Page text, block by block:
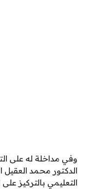
وفي مداخلة له على
الدكتور محمد العقيل
التعليمي بالتركيز